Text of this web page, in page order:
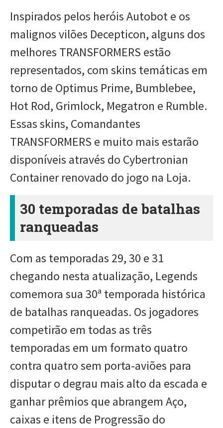
Inspirados pelos heróis Autobot e os
malignos vilões Decepticon, alguns dos
melhores TRANSFORMERS estão
representados, com skins temáticas em
torno de Optimus Prime, Bumblebee,
Hot Rod, Grimlock, Megatron e Rumble.
Essas skins, Comandantes
TRANSFORMERS e muito mais estarão
disponíveis através do Cybertronian
Container renovado do jogo na Loja.
30 temporadas de batalhas
ranqueadas
Com as temporadas 29, 30 e 31
chegando nesta atualização, Legends
comemora sua 30ª temporada histórica
de batalhas ranqueadas. Os jogadores
competirão em todas as três
temporadas em um formato quatro
contra quatro sem porta-aviões para
disputar o degrau mais alto da escada e
ganhar prêmios que abrangem Aço,
caixas e itens de Progressão do